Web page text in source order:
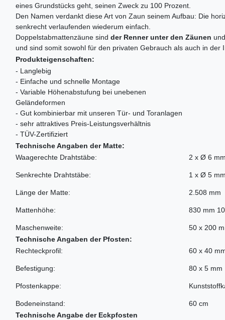
eines Grundstücks geht, seinen Zweck zu 100 Prozent.
Den Namen verdankt diese Art von Zaun seinem Aufbau: Die
senkrecht verlaufenden wiederum einfach.
Doppelstabmattenzäune sind der Renner unter den Zäunen
und sind somit sowohl für den privaten Gebrauch als auch in
Produkteigenschaften:
- Langlebig
- Einfache und schnelle Montage
- Variable Höhenabstufung bei unebenen
Geländeformen
- Gut kombinierbar mit unseren Tür- und Toranlagen
- sehr attraktives Preis-Leistungsverhältnis
- TÜV-Zertifiziert
Technische Angaben der Matte:
Waagerechte Drahtstäbe:
Senkrechte Drahtstäbe:
Länge der Matte:
Mattenhöhe:
Maschenweite:
2 x Ø 6
1 x Ø 5
2.508 mm
830 mm
50 x 200
Technische Angaben der Pfosten:
Rechteckprofil:
Befestigung:
Pfostenkappe:
Bodeneinstand:
60 x 40
80 x 5 mm
60 cm
Technische Angabe der Eckpfosten